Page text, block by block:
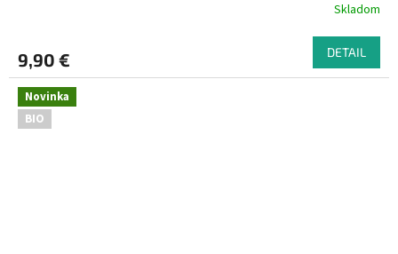
Skladom
9,90 € DETAIL
Novinka
BIO